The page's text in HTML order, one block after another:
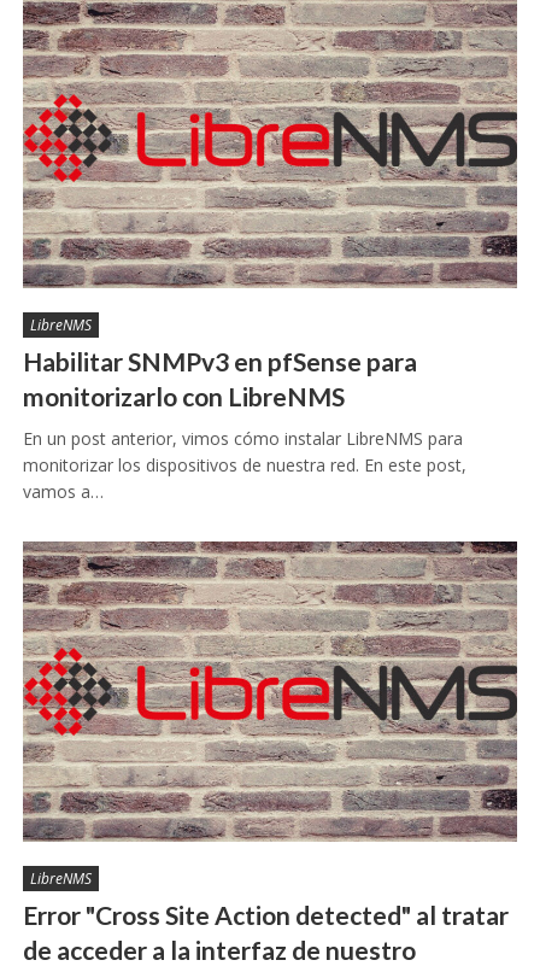
LibreNMS
Habilitar SNMPv3 en pfSense para
monitorizarlo con LibreNMS
En un post anterior, vimos cómo instalar LibreNMS para
monitorizar los dispositivos de nuestra red. En este post,
vamos a…
LibreNMS
Error "Cross Site Action detected" al tratar
de acceder a la interfaz de nuestro